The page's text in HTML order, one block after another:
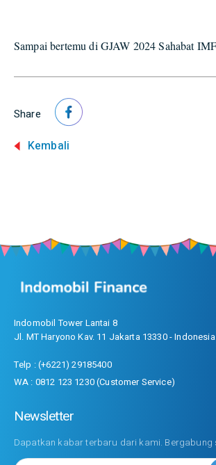
Sampai bertemu di GJAW 2024 Sahabat
Share
Kembali
Indomobil Tower Lantai 8
Jl. MT Haryono Kav. 11 Jakarta 13330 - Indonesia
Telp : (+6221) 29185400
WA : 0812 123 1230 (Customer Service)
Newsletter
Dapatkan kabar terbaru dari kami. Bergabung